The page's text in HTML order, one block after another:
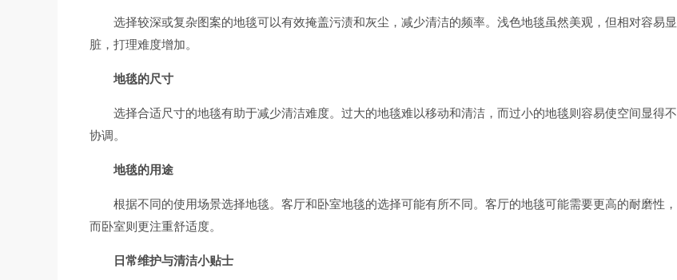
选择较深或复杂图案的地毯可以有效掩盖污渍和灰尘，减少清洁的频率。浅色地毯虽然美观，但相对容易显
脏，打理难度增加。
地毯的尺寸
选择合适尺寸的地毯有助于减少清洁难度。过大的地毯难以移动和清洁，而过小的地毯则容易使空间显得不
协调。
地毯的用途
根据不同的使用场景选择地毯。客厅和卧室地毯的选择可能有所不同。客厅的地毯可能需要更高的耐磨性，
而卧室则更注重舒适度。
日常维护与清洁小贴士